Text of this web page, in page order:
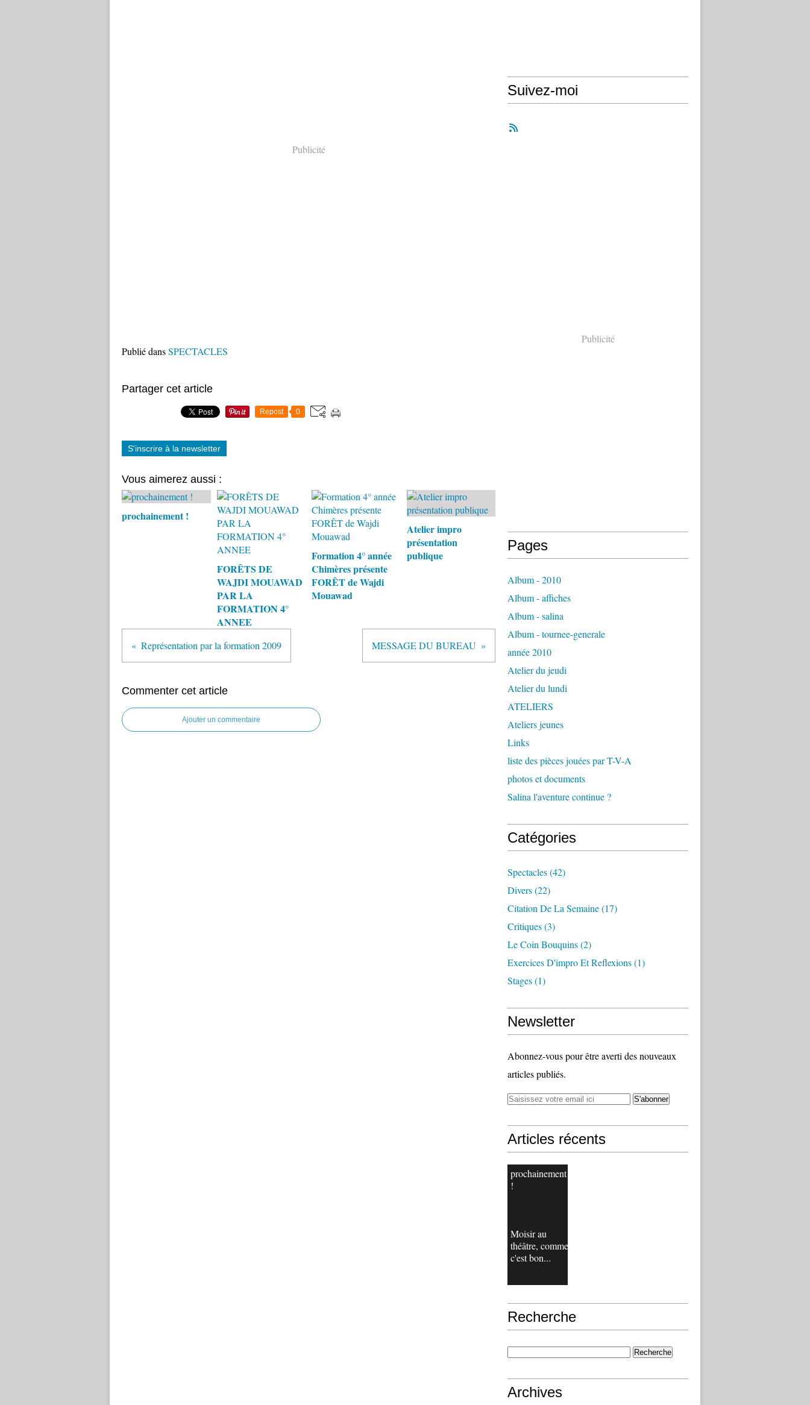
Publicité
Publié dansSPECTACLES
Partager cet article
Repost 0
S'inscrire à la newsletter
Vous aimerez aussi :
prochainement !
FORÊTS DE
WAJDI MOUAWAD
PAR LA
FORMATION 4°
ANNEE
Formation 4° année
Chimères présente
FORÊT de Wajdi
Mouawad
Atelier impro
présentation
publique
Représentation par la formation 2009 MESSAGE DU BUREAU
Commenter cet article
Ajouter un commentaire
Suivez-moi
Publicité
Pages
Album - 2010
Album - affiches
Album - salina
Album - tournee-generale
année 2010
Atelier du jeudi
Atelier du lundi
ATELIERS
Ateliers jeunes
Links
liste des pièces jouées par T-V-A
photos et documents
Salina l'aventure continue ?
Catégories
Spectacles(42)
Divers(22)
Citation De La Semaine(17)
Critiques(3)
Le Coin Bouquins(2)
Exercices D'impro Et Reflexions(1)
Stages(1)
Newsletter
Abonnez-vous pour être averti des nouveaux
articles publiés.
Articles récents
prochainement
!
Moisir au
théâtre, comme
c'est bon...
Recherche
Archives